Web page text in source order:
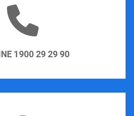
1900 29 29 90